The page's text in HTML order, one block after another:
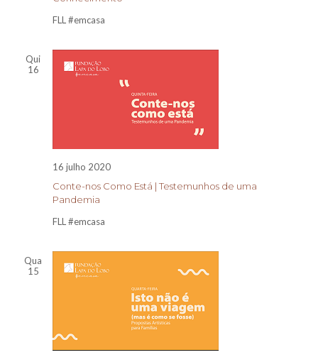
FLL #emcasa
Qui
16
Conte-nos Como Está | Testemunhos de uma
Pandemia
16 julho 2020
FLL #emcasa
Qua
15